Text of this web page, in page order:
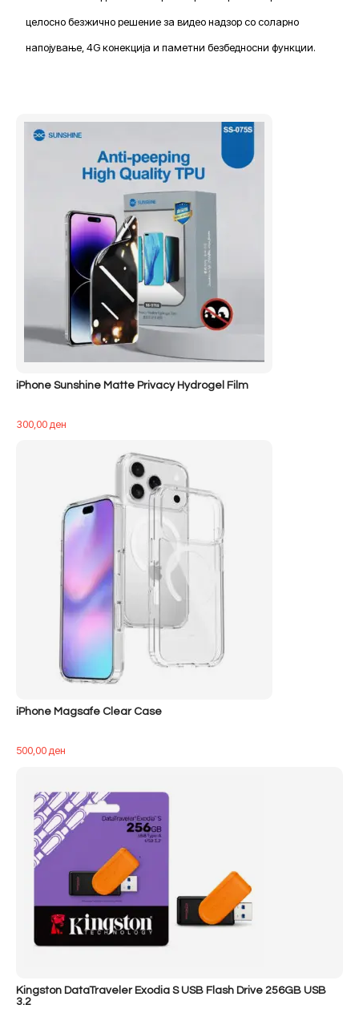
целосно безжично решение за видео надзор со соларно
напојување, 4G конекција и паметни безбедносни функции.
iPhone Sunshine Matte Privacy Hydrogel Film
300,00ден
iPhone Magsafe Clear Case
500,00ден
Kingston DataTraveler Exodia S USB Flash Drive 256GB USB
3.2